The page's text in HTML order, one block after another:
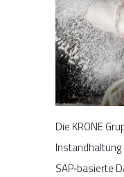
Die KRONE
Instandhaltung
SAP‑basierte